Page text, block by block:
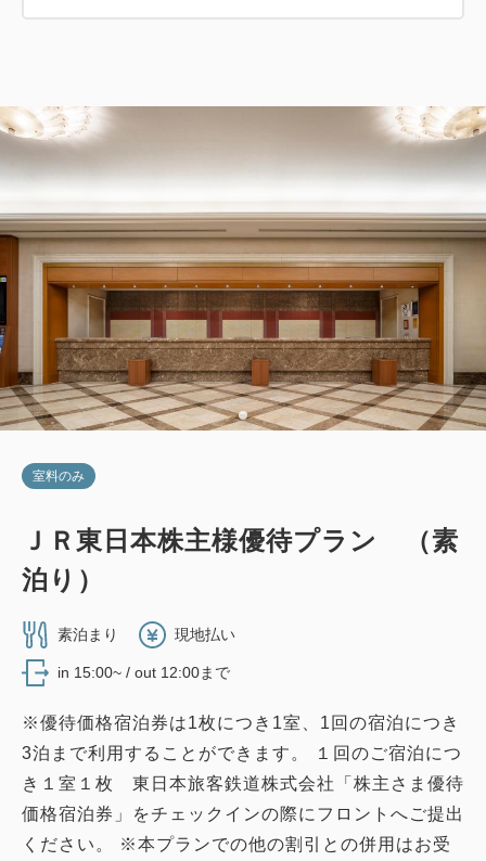
室料のみ
ＪＲ東日本株主様優待プラン （素
泊り）
素泊まり 現地払い
in 15:00~ / out 12:00まで
※優待価格宿泊券は1枚につき1室、1回の宿泊につき
3泊まで利用することができます。 １回のご宿泊につ
き１室１枚 東日本旅客鉄道株式会社「株主さま優待
価格宿泊券」をチェックインの際にフロントへご提出
ください。 ※本プランでの他の割引との併用はお受